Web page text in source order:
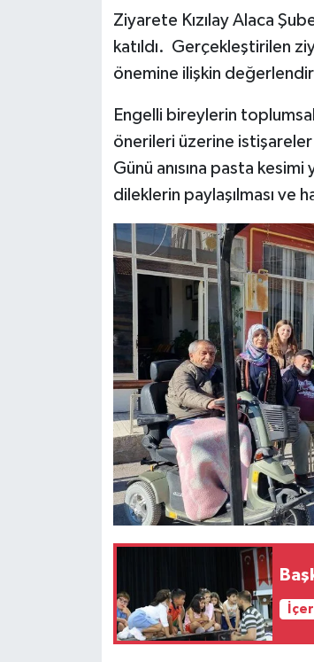
Ziyarete Kızılay Alaca
katıldı. Gerçekleştirilen
önemine ilişkin
Engelli bireylerin
önerileri üzerine
Günü anısına pasta
dileklerin paylaşılması ve